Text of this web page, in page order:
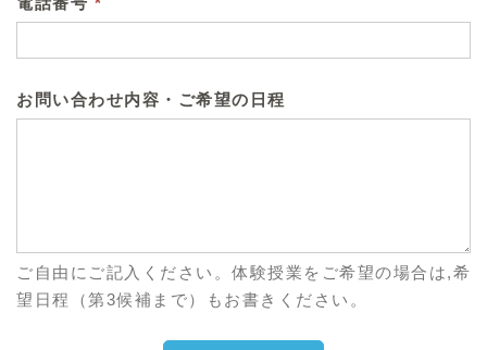
お問い合わせ内容・ご希望の日程
ご自由にご記入ください。体験授業をご希望の場合は,希
望日程（第3候補まで）もお書きください。